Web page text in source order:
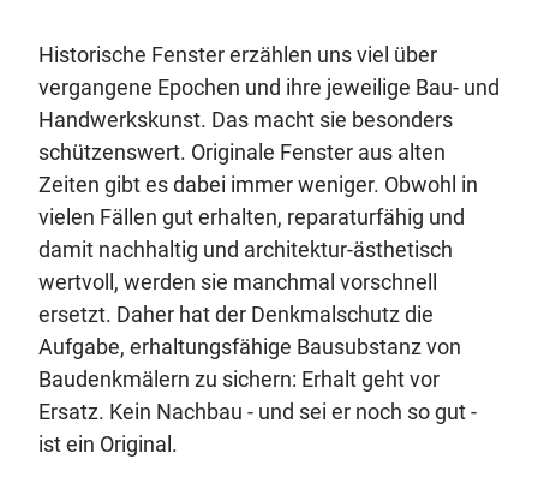
Historische Fenster erzählen uns viel über
vergangene Epochen und ihre jeweilige Bau- und
Handwerkskunst. Das macht sie besonders
schützenswert. Originale Fenster aus alten
Zeiten gibt es dabei immer weniger. Obwohl in
vielen Fällen gut erhalten, reparaturfähig und
damit nachhaltig und architektur-ästhetisch
wertvoll, werden sie manchmal vorschnell
ersetzt. Daher hat der Denkmalschutz die
Aufgabe, erhaltungsfähige Bausubstanz von
Baudenkmälern zu sichern: Erhalt geht vor
Ersatz. Kein Nachbau - und sei er noch so gut -
ist ein Original.